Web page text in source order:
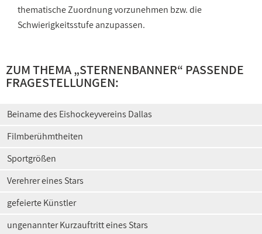
thematische Zuordnung vorzunehmen bzw. die
Schwierigkeitsstufe anzupassen.
ZUM THEMA „STERNENBANNER“ PASSENDE
FRAGESTELLUNGEN:
Beiname des Eishockeyvereins Dallas
Filmberühmtheiten
Sportgrößen
Verehrer eines Stars
gefeierte Künstler
ungenannter Kurzauftritt eines Stars